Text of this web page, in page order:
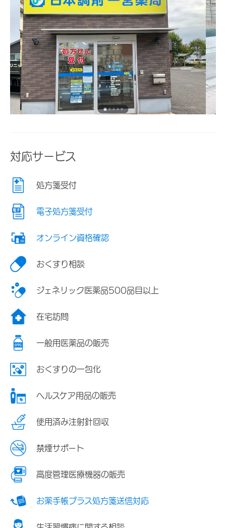
対応サービス
処方箋受付
電子処方箋受付
オンライン資格確認
おくすり相談
ジェネリック医薬品500品目以上
在宅訪問
一般用医薬品の販売
おくすりの一包化
ヘルスケア用品の販売
使用済み注射針回収
禁煙サポート
高度管理医療機器の販売
お薬手帳プラス処方箋送信対応